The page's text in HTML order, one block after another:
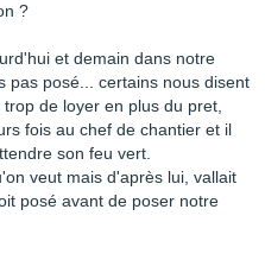
?
et demain dans notre
pas posé... certains nous disent
de loyer en plus du pret,
fois au chef de chantier et il
son feu vert.
veut mais d'après lui, vallait
posé avant de poser notre